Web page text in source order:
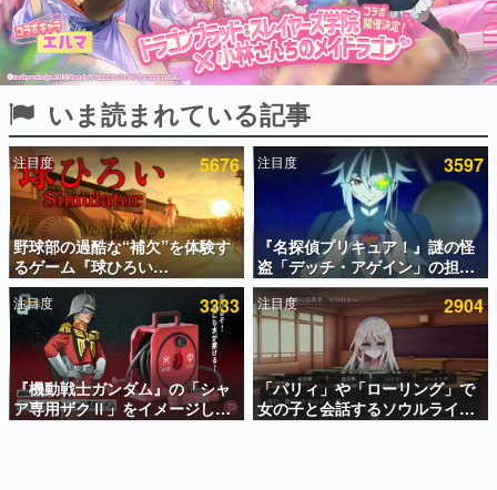
ピックアップ
電ファミのいま読まれている記事ランキング
アプリセール情報
インタビュー
連載・特集一覧
殿堂入り記事
SNS拡散数が数千以上！ ページビュー数万以上！ などな
ど。多くの人々に読まれた、電ファミ渾身の“殿堂入り”記
事をまとめました。
いま読まれている記事
注目度 5676
野球部の過酷な“補欠”を体験す
るゲーム『球ひろい
Simulator』が「1件」のウィッ
シュリストをもとにチェコ語に
対応しSNSで話題に。『キング
ダム・カム』開発元やチェコの
プロ野球選手から称賛の声
注目度 3597
『名探偵プリキュア！』謎の怪
盗「デッチ・アゲイン」の担当
キャストは天﨑滉平さんと判
明。『Re:ゼロから始める異世
界生活』オットー役、『ヒプノ
シスマイク』山田三郎役など
注目度 3333
『機動戦士ガンダム』の「シャ
ア専用ザクⅡ」をイメージした
散水ホースリールが予約開始。
注目度 2904
「パリィ」や「ローリング」で
女の子と会話するソウルライク
恋愛ゲーム『小早川さんはソウ